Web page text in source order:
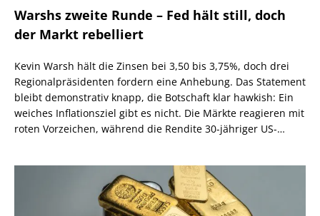
Warshs zweite Runde – Fed hält still, doch
der Markt rebelliert
Kevin Warsh hält die Zinsen bei 3,50 bis 3,75%, doch drei
Regionalpräsidenten fordern eine Anhebung. Das Statement
bleibt demonstrativ knapp, die Botschaft klar hawkish: Ein
weiches Inflationsziel gibt es nicht. Die Märkte reagieren mit
roten Vorzeichen, während die Rendite 30-jähriger US-